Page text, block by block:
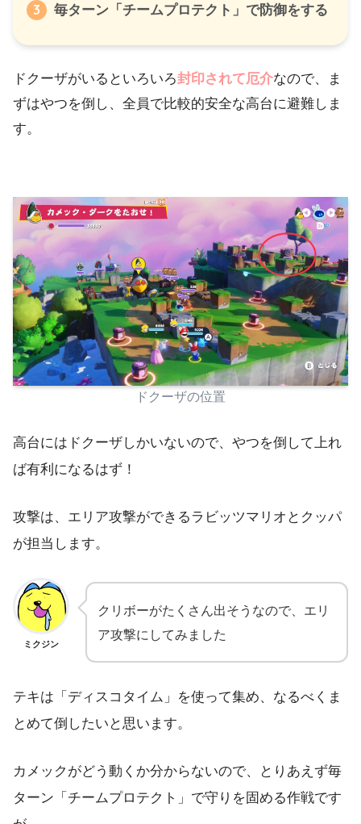
毎ターン「チームプロテクト」で防御をする
ドクーザがいるといろいろ封印されて厄介なので、ま
ずはやつを倒し、全員で比較的安全な高台に避難しま
す。
ドクーザの位置
高台にはドクーザしかいないので、やつを倒して上れ
ば有利になるはず！
攻撃は、エリア攻撃ができるラビッツマリオとクッパ
が担当します。
ミクジン
クリボーがたくさん出そうなので、エリ
ア攻撃にしてみました
テキは「ディスコタイム」を使って集め、なるべくま
とめて倒したいと思います。
カメックがどう動くか分からないので、とりあえず毎
ターン「チームプロテクト」で守りを固める作戦です